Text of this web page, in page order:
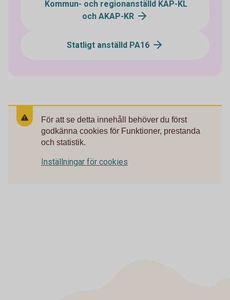
Kommun- och regionanställd KAP-KL
och AKAP-KR
Statligt anställd PA16
För att se detta innehåll behöver du först
godkänna cookies för Funktioner, prestanda
och statistik.
Inställningar för cookies